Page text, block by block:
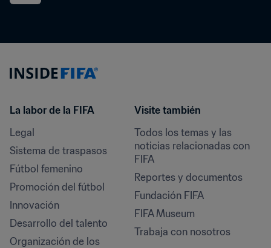
La labor de la FIFA
Legal
Sistema de traspasos
Fútbol femenino
Promoción del fútbol
Innovación
Desarrollo del talento
Organización de los
Visite también
Todos los temas y las
noticias relacionadas con
FIFA
Reportes y documentos
Fundación FIFA
FIFA Museum
Trabaja con nosotros